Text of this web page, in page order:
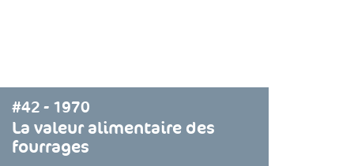
#42 - 1970
La valeur alimentaire des
fourrages